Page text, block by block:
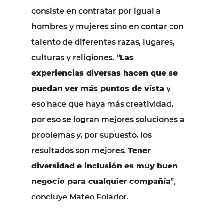
consiste en contratar por igual a
hombres y mujeres sino en contar con
talento de diferentes razas, lugares,
culturas y religiones. “Las
experiencias diversas hacen que se
puedan ver más puntos de vista y
eso hace que haya más creatividad,
por eso se logran mejores soluciones a
problemas y, por supuesto, los
resultados son mejores. Tener
diversidad e inclusión es muy buen
negocio para cualquier compañía”,
concluye Mateo Folador.